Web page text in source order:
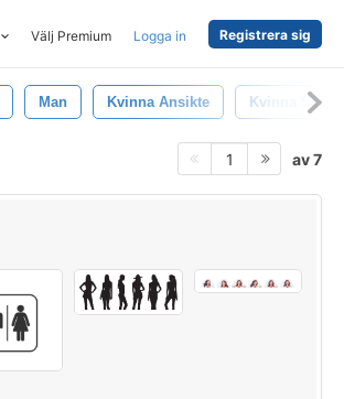
Välj Premium Logga in Registrera sig
Man Kvinna Ansikte Kvinna
1 av 7